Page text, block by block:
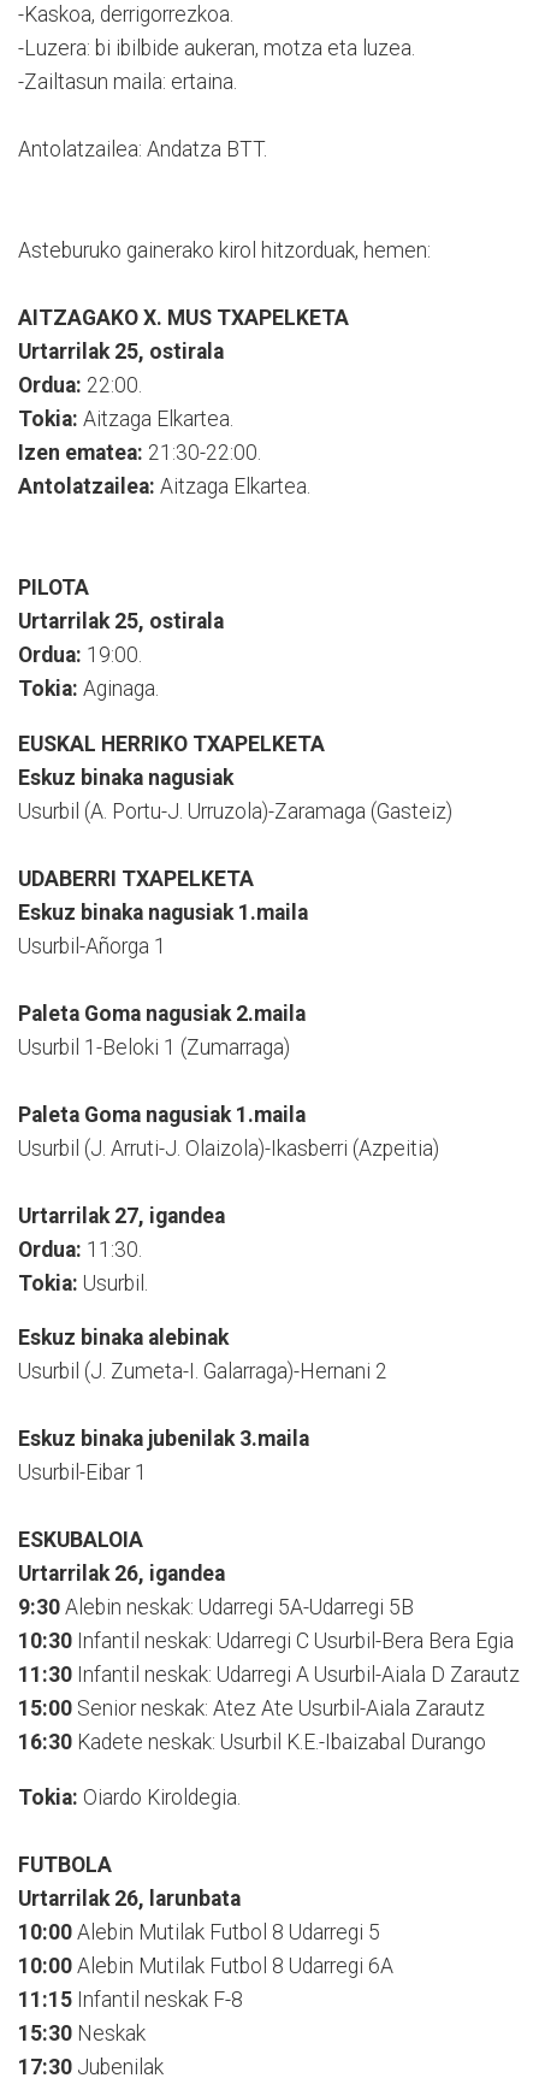
-Kaskoa, derrigorrezkoa.
-Luzera: bi ibilbide aukeran, motza eta luzea.
-Zailtasun maila: ertaina.
Antolatzailea: Andatza BTT.
Asteburuko gainerako kirol hitzorduak, hemen:
AITZAGAKO X. MUS TXAPELKETA
Urtarrilak 25, ostirala
Ordua: 22:00.
Tokia: Aitzaga Elkartea.
Izen ematea: 21:30-22:00.
Antolatzailea: Aitzaga Elkartea.
PILOTA
Urtarrilak 25, ostirala
Ordua: 19:00.
Tokia: Aginaga.
EUSKAL HERRIKO TXAPELKETA
Eskuz binaka nagusiak
Usurbil (A. Portu-J. Urruzola)-Zaramaga (Gasteiz)
UDABERRI TXAPELKETA
Eskuz binaka nagusiak 1.maila
Usurbil-Añorga 1
Paleta Goma nagusiak 2.maila
Usurbil 1-Beloki 1 (Zumarraga)
Paleta Goma nagusiak 1.maila
Usurbil (J. Arruti-J. Olaizola)-Ikasberri (Azpeitia)
Urtarrilak 27, igandea
Ordua: 11:30.
Tokia: Usurbil.
Eskuz binaka alebinak
Usurbil (J. Zumeta-I. Galarraga)-Hernani 2
Eskuz binaka jubenilak 3.maila
Usurbil-Eibar 1
ESKUBALOIA
Urtarrilak 26, igandea
9:30 Alebin neskak: Udarregi 5A-Udarregi 5B
10:30 Infantil neskak: Udarregi C Usurbil-Bera Bera Egia
11:30 Infantil neskak: Udarregi A Usurbil-Aiala D Zarautz
15:00 Senior neskak: Atez Ate Usurbil-Aiala Zarautz
16:30 Kadete neskak: Usurbil K.E.-Ibaizabal Durango
Tokia: Oiardo Kiroldegia.
FUTBOLA
Urtarrilak 26, larunbata
10:00 Alebin Mutilak Futbol 8 Udarregi 5
10:00 Alebin Mutilak Futbol 8 Udarregi 6A
11:15 Infantil neskak F-8
15:30 Neskak
17:30 Jubenilak